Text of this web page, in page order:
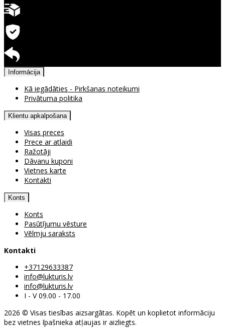
Informācija
Kā iegādāties - Pirkšanas noteikumi
Privātuma politika
Klientu apkalpošana
Visas preces
Prece ar atlaidi
Ražotāji
Dāvanu kuponi
Vietnes karte
Kontakti
Konts
Konts
Pasūtījumu vēsture
Vēlmju saraksts
Kontakti
+37129633387
info@lukturis.lv
info@lukturis.lv
I - V 09.00 - 17.00
2026 © Visas tiesības aizsargātas. Kopēt un koplietot informāciju
bez vietnes īpašnieka atļaujas ir aizliegts.